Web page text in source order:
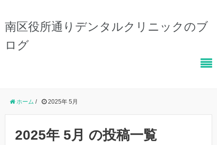
南区役所通りデンタルクリニックのブ
ログ
ホーム / 2025年 5月
2025年 5月 の投稿一覧